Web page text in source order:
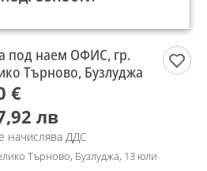
под наем ОФИС, гр.
Търново, Бузлуджа
€
лв
начислява ДДС
Търново, Бузлуджа, 13 юли